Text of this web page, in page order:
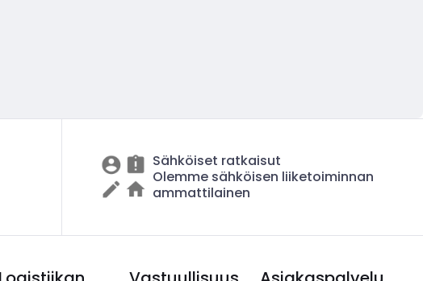
Sähköiset ratkaisut
Olemme sähköisen liiketoiminnan
ammattilainen